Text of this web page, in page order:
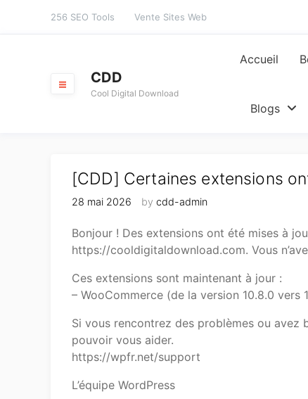
256 SEO Tools Vente Sites Web
CDD
Cool Digital Download
Accueil
Blogs
[CDD] Certaines extensions
28 mai 2026 by cdd-admin
Bonjour ! Des extensions ont été mises à
https://cooldigitaldownload.com. Vous
Ces extensions sont maintenant à jour :
– WooCommerce (de la version 10.8.0
Si vous rencontrez des problèmes ou avez
pouvoir vous aider.
https://wpfr.net/support
L’équipe WordPress